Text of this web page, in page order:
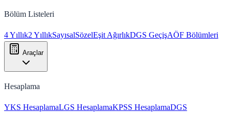
Bölüm Listeleri
4 Yıllık2 YıllıkSayısalSözelEşit AğırlıkDGS GeçişAÖF Bölümleri
Araçlar
Hesaplama
YKS HesaplamaLGS HesaplamaKPSS HesaplamaDGS